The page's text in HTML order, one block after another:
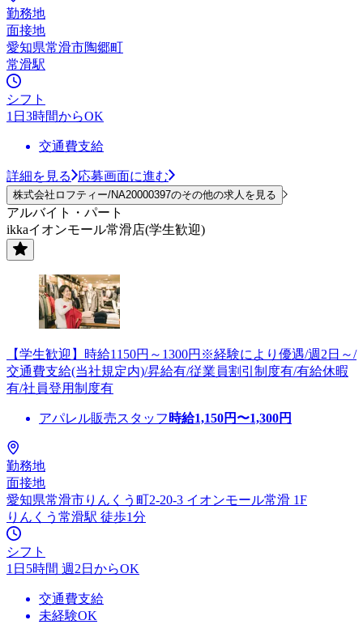
勤務地
面接地
愛知県常滑市陶郷町
常滑駅
シフト
1日3時間からOK
交通費支給
詳細を見る 応募画面に進む
株式会社ロフティー/NA20000397のその他の求人を見る
アルバイト・パート
ikkaイオンモール常滑店(学生歓迎)
【学生歓迎】時給1150円～1300円※経験により優遇/週2日～/
交通費支給(当社規定内)/昇給有/従業員割引制度有/有給休暇
有/社員登用制度有
アパレル販売スタッフ 時給1,150円〜1,300円
勤務地
面接地
愛知県常滑市りんくう町2-20-3 イオンモール常滑 1F
りんくう常滑駅 徒歩1分
シフト
1日5時間 週2日からOK
交通費支給
未経験OK